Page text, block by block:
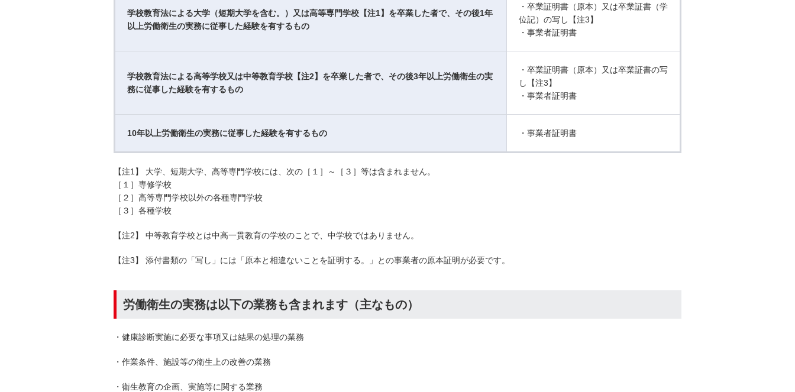
学校教育法による大学（短期大学を含む。）又は高等専門学校【注1】を卒業した者で、その後1年
以上労働衛生の実務に従事した経験を有するもの
・卒業証明書（原本）又は卒業証書（学
位記）の写し【注3】
・事業者証明書
学校教育法による高等学校又は中等教育学校【注2】を卒業した者で、その後3年以上労働衛生の実
務に従事した経験を有するもの
・卒業証明書（原本）又は卒業証書の写
し【注3】
・事業者証明書
10年以上労働衛生の実務に従事した経験を有するもの ・事業者証明書
【注1】 大学、短期大学、高等専門学校には、次の［１］～［３］等は含まれません。
［１］専修学校
［２］高等専門学校以外の各種専門学校
［３］各種学校
【注2】 中等教育学校とは中高一貫教育の学校のことで、中学校ではありません。
【注3】 添付書類の「写し」には「原本と相違ないことを証明する。」との事業者の原本証明が必要です。
労働衛生の実務は以下の業務も含まれます（主なもの）
・健康診断実施に必要な事項又は結果の処理の業務
・作業条件、施設等の衛生上の改善の業務
・衛生教育の企画、実施等に関する業務